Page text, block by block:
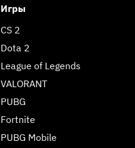
Игры
CS 2
Dota 2
League of Legends
VALORANT
PUBG
Fortnite
PUBG Mobile